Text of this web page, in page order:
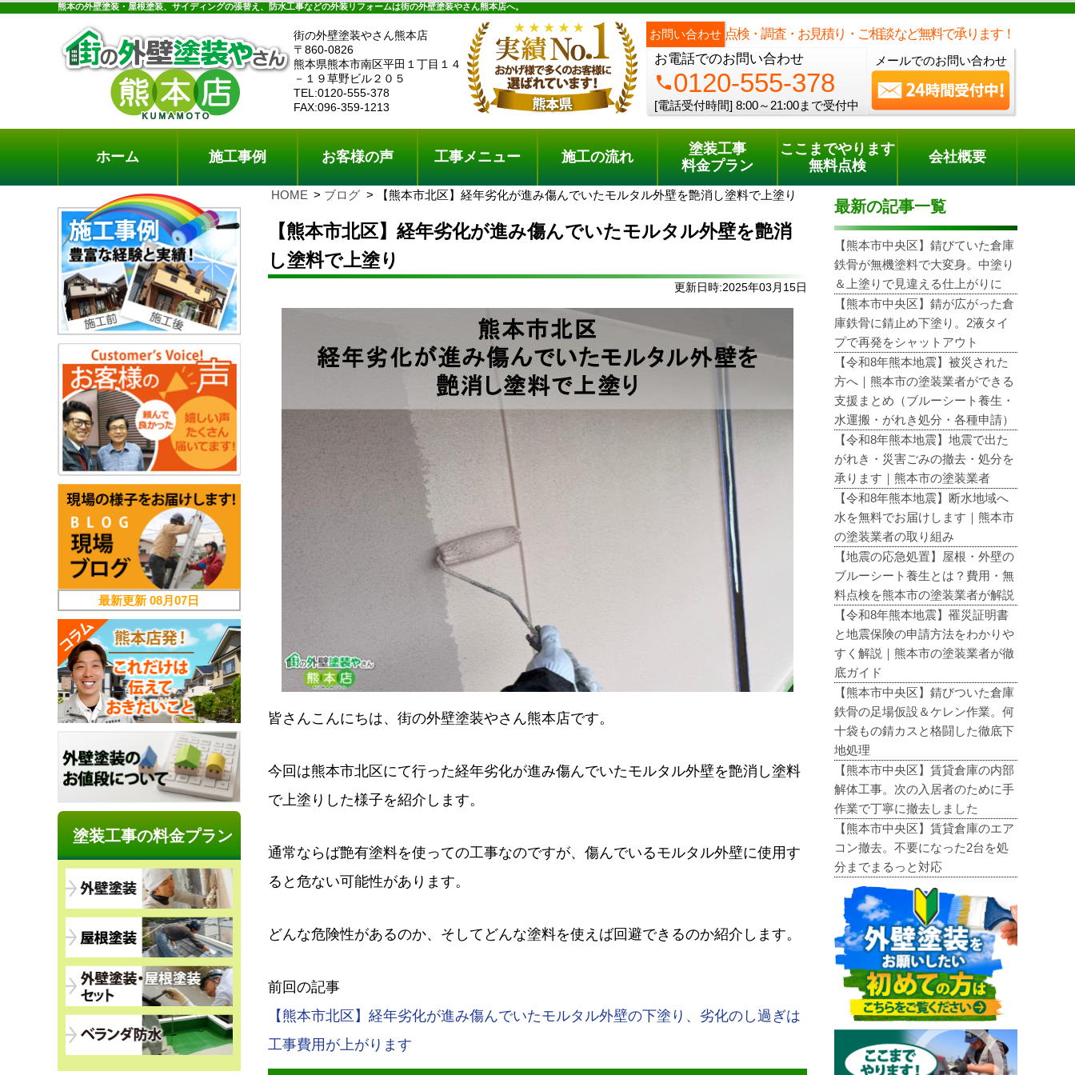
熊本の外壁塗装・屋根塗装、サイディングの張替え、防水工事などの外装リフォームは街の外壁塗装やさん熊本店へ。
街の外壁塗装やさん熊本店
〒860-0826
熊本県熊本市南区平田１丁目１４
－１９草野ビル２０５
TEL:0120-555-378
FAX:096-359-1213
お問い合わせ 点検・調査・お見積り・ご相談など無料で承ります！
お電話でのお問い合わせ
phone0120-555-378
[電話受付時間] 8:00～21:00まで受付中
メールでのお問い合わせ
料金プラン 無料点検
電話でのご相談 [8:00～21:00まで受付中]
phone0120-555-378
ホーム 施工事例 お客様の声 工事メニュー 施工の流れ
塗装工事
料金プラン
ここまでやります
無料点検
会社概要
HOME ブログ 【熊本市北区】経年劣化が進み傷んでいたモルタル外壁を艶消し塗料で上塗り
【熊本市北区】経年劣化が進み傷んでいたモルタル外壁を艶消
し塗料で上塗り
更新日時:2025年03月15日
皆さんこんにちは、街の外壁塗装やさん熊本店です。
今回は熊本市北区にて行った経年劣化が進み傷んでいたモルタル外壁を艶消し塗料
で上塗りした様子を紹介します。
通常ならば艶有塗料を使っての工事なのですが、傷んでいるモルタル外壁に使用す
ると危ない可能性があります。
どんな危険性があるのか、そしてどんな塗料を使えば回避できるのか紹介します。
前回の記事
【熊本市北区】経年劣化が進み傷んでいたモルタル外壁の下塗り、劣化のし過ぎは
工事費用が上がります
最新の記事一覧
【熊本市中央区】錆びていた倉庫
鉄骨が無機塗料で大変身。中塗り
＆上塗りで見違える仕上がりに
【熊本市中央区】錆が広がった倉
庫鉄骨に錆止め下塗り。2液タイ
プで再発をシャットアウト
【令和8年熊本地震】被災された
方へ｜熊本市の塗装業者ができる
支援まとめ（ブルーシート養生・
水運搬・がれき処分・各種申請）
【令和8年熊本地震】地震で出た
がれき・災害ごみの撤去・処分を
承ります｜熊本市の塗装業者
【令和8年熊本地震】断水地域へ
水を無料でお届けします｜熊本市
の塗装業者の取り組み
【地震の応急処置】屋根・外壁の
ブルーシート養生とは？費用・無
料点検を熊本市の塗装業者が解説
【令和8年熊本地震】罹災証明書
と地震保険の申請方法をわかりや
すく解説｜熊本市の塗装業者が徹
底ガイド
【熊本市中央区】錆びついた倉庫
鉄骨の足場仮設＆ケレン作業。何
十袋もの錆カスと格闘した徹底下
地処理
【熊本市中央区】賃貸倉庫の内部
解体工事。次の入居者のために手
作業で丁寧に撤去しました
【熊本市中央区】賃貸倉庫のエア
コン撤去。不要になった2台を処
分までまるっと対応
最新更新08月07日
塗装工事の料金プラン